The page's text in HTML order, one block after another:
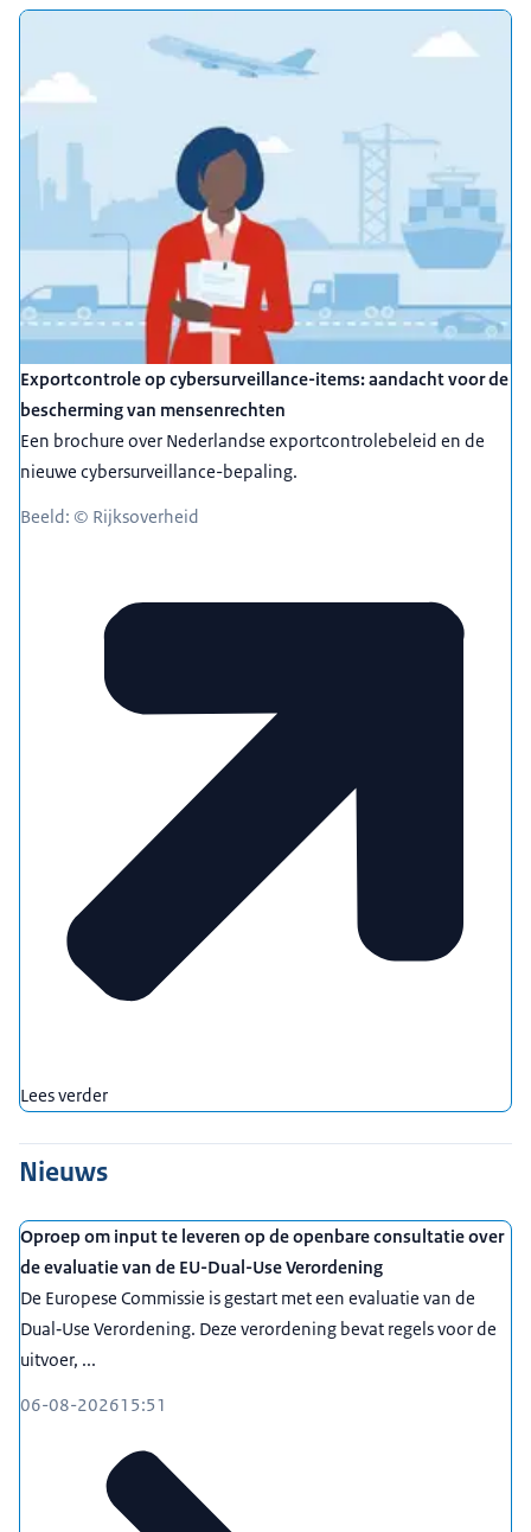
Exportcontrole op cybersurveillance-items: aandacht voor de
bescherming van mensenrechten
Een brochure over Nederlandse exportcontrolebeleid en de
nieuwe cybersurveillance-bepaling.
Beeld: © Rijksoverheid
Lees verder
Nieuws
Oproep om input te leveren op de openbare consultatie over
de evaluatie van de EU-Dual-Use Verordening
De Europese Commissie is gestart met een evaluatie van de
Dual‑Use Verordening. Deze verordening bevat regels voor de
uitvoer, ...
06-08-202615:51